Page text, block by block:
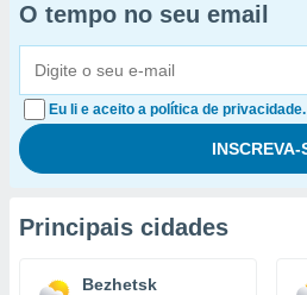
O tempo no seu email
Eu li e aceito a política de privacidade.
Principais cidades
Bezhetsk